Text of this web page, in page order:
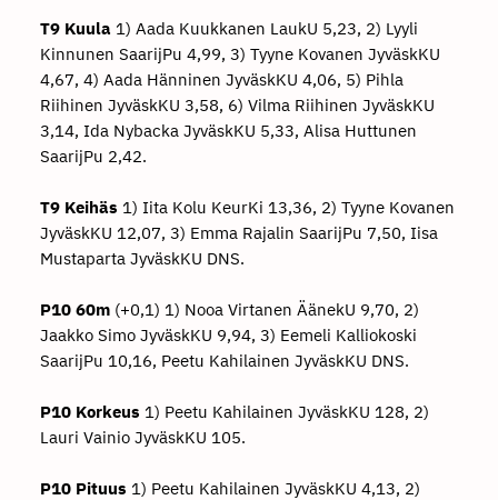
T9 Kuula 1) Aada Kuukkanen LaukU 5,23, 2) Lyyli
Kinnunen SaarijPu 4,99, 3) Tyyne Kovanen JyväskKU
4,67, 4) Aada Hänninen JyväskKU 4,06, 5) Pihla
Riihinen JyväskKU 3,58, 6) Vilma Riihinen JyväskKU
3,14, Ida Nybacka JyväskKU 5,33, Alisa Huttunen
SaarijPu 2,42.
T9 Keihäs 1) Iita Kolu KeurKi 13,36, 2) Tyyne Kovanen
JyväskKU 12,07, 3) Emma Rajalin SaarijPu 7,50, Iisa
Mustaparta JyväskKU DNS.
P10 60m(+0,1) 1) Nooa Virtanen ÄänekU 9,70, 2)
Jaakko Simo JyväskKU 9,94, 3) Eemeli Kalliokoski
SaarijPu 10,16, Peetu Kahilainen JyväskKU DNS.
P10 Korkeus 1) Peetu Kahilainen JyväskKU 128, 2)
Lauri Vainio JyväskKU 105.
P10 Pituus 1) Peetu Kahilainen JyväskKU 4,13, 2)